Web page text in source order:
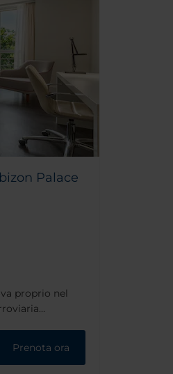
Palace
proprio nel
Prenota ora